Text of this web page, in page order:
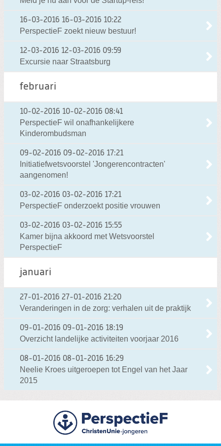
16-03-2016 16-03-2016 10:22
PerspectieF zoekt nieuw bestuur!
12-03-2016 12-03-2016 09:59
Excursie naar Straatsburg
februari
10-02-2016 10-02-2016 08:41
PerspectieF wil onafhankelijkere
Kinderombudsman
09-02-2016 09-02-2016 17:21
Initiatiefwetsvoorstel 'Jongerencontracten'
aangenomen!
03-02-2016 03-02-2016 17:21
PerspectieF onderzoekt positie vrouwen
03-02-2016 03-02-2016 15:55
Kamer bijna akkoord met Wetsvoorstel
PerspectieF
januari
27-01-2016 27-01-2016 21:20
Veranderingen in de zorg: verhalen uit de praktijk
09-01-2016 09-01-2016 18:19
Overzicht landelijke activiteiten voorjaar 2016
08-01-2016 08-01-2016 16:29
Neelie Kroes uitgeroepen tot Engel van het Jaar
2015